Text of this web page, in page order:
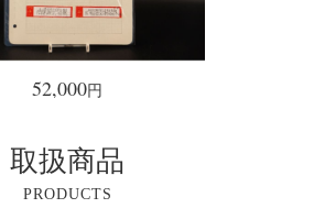
52,000円
取扱商品
PRODUCTS